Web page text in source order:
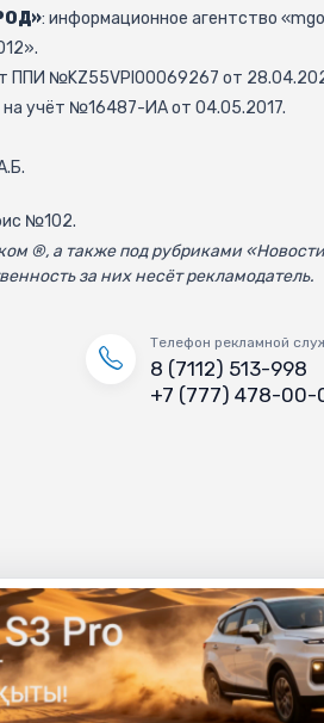
: информационное агентство
ППИ №KZ55VPI00069267 от
на учёт №16487-ИА от 04.05.2017.
№102.
®, а также под рубриками
за них несёт рекламодатель.
Телефон рекламной
8 (7112) 513-998
+7 (777) 478-00-